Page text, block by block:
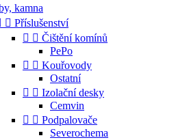
kamna
 Příslušenství
  Čištění komínů
PePo
  Kouřovody
Ostatní
  Izolační desky
Cemvin
  Podpalovače
Severochema